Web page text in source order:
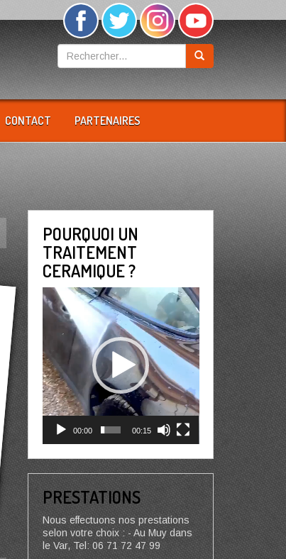
CONTACT PARTENAIRES
POURQUOI UN
TRAITEMENT
CERAMIQUE ?
Lecteur
vidéo
00:00 00:15
PRESTATIONS
Nous effectuons nos prestations
selon votre choix : - Au Muy dans
le Var, Tel: 06 71 72 47 99